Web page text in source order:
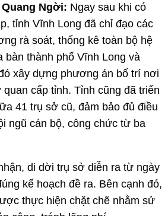
Ngời: Ngay sau khi có
tỉnh Vĩnh Long đã chỉ đạo các
rà soát, thống kê toàn bộ hệ
bàn thành phố Vĩnh Long và
xây dựng phương án bố trí nơi
cấp tỉnh. Tỉnh cũng đã triển
41 trụ sở cũ, đảm bảo đủ điều
ngũ cán bộ, công chức từ ba
di dời trụ sở diễn ra từ ngày
kế hoạch đề ra. Bên cạnh đó,
thực hiện chặt chẽ nhằm sử